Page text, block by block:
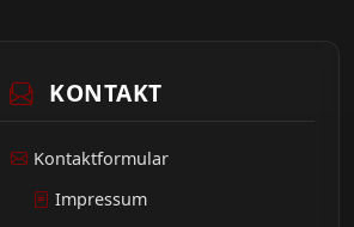
KONTAKT
Kontaktformular
Impressum